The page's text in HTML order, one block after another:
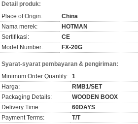
Detail produk:
Place of Origin:
China
Nama merek:
HOTMAN
Sertifikasi:
CE
Model Number:
FX-20G
Syarat-syarat pembayaran & pengiriman:
Minimum Order Quantity: 1
Harga:
RMB1/SET
Packaging Details:
WOODEN BOOX
Delivery Time:
60DAYS
Payment Terms:
T/T